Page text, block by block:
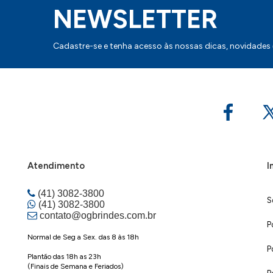
NEWSLETTER
Cadastre-se e tenha acesso às nossas dicas,
Atendimento
(41) 3082-3800
(41) 3082-3800
contato@ogbrindes.com.br
Normal de Seg a Sex. das 8 às 18h
Plantão das 18h as 23h
(Finais de Semana e Feriados)